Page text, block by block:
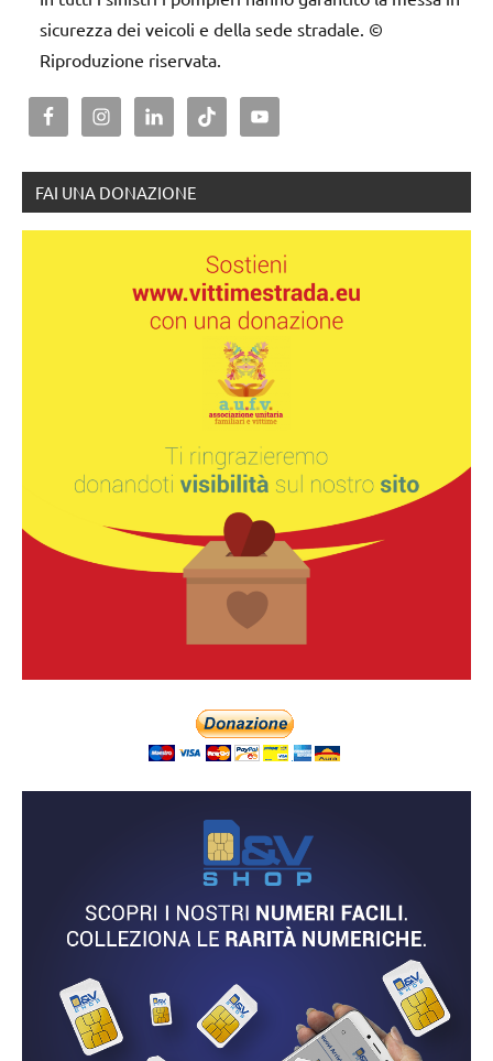
sicurezza dei veicoli e della sede stradale. ©
Riproduzione riservata.
FAI UNA DONAZIONE